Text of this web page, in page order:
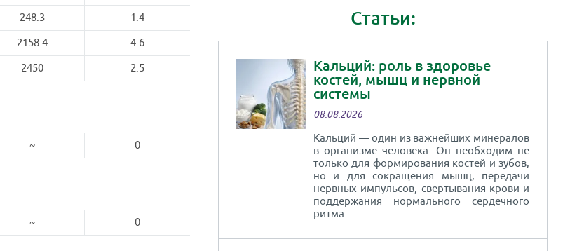
248.3
1.4
2158.4
4.6
2450 2.5
~ 0
~ 0
Статьи:
Кальций: роль в здоровье
костей, мышц и нервной
системы
08.08.2026
Кальций — один из важнейших минералов
в организме человека. Он необходим не
только для формирования костей и зубов,
но и для сокращения мышц, передачи
нервных импульсов, свертывания крови и
поддержания нормального сердечного
ритма.